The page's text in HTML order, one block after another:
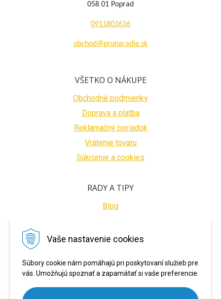
Vaše nastavenie cookies
Súbory cookie nám pomáhajú pri poskytovaní služieb pre
vás. Umožňujú spoznať a zapamätať si vaše preferencie.
058 01 Poprad
0911803636
obchod@pronaradie.sk
VŠETKO O NÁKUPE
Obchodné podmienky
Doprava a platba
Reklamačný poriadok
Vrátenie tovaru
Súkromie a cookies
RADY A TIPY
Blog
BEZPEČNÉ PLATBY